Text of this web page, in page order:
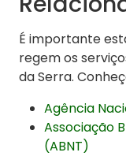
É importante
regem os
da Serra.
Agência
Associação
(ABNT)